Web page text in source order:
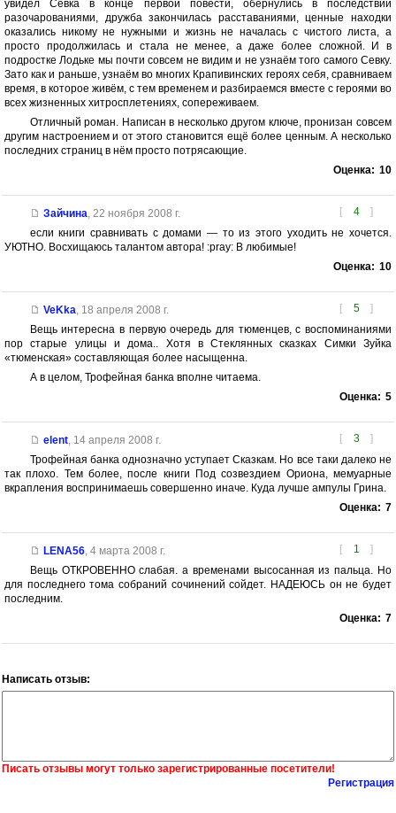
увидел Севка в конце первой повести, обернулись в последствии
разочарованиями, дружба закончилась расставаниями, ценные находки
оказались никому не нужными и жизнь не началась с чистого листа, а
просто продолжилась и стала не менее, а даже более сложной. И в
подростке Лодьке мы почти совсем не видим и не узнаём того самого Севку.
Зато как и раньше, узнаём во многих Крапивинских героях себя, сравниваем
время, в которое живём, с тем временем и разбираемся вместе с героями во
всех жизненных хитросплетениях, сопереживаем.
Отличный роман. Написан в несколько другом ключе, пронизан совсем
другим настроением и от этого становится ещё более ценным. А несколько
последних страниц в нём просто потрясающие.
Оценка: 10
[ 4 ]
Зайчина 22 ноября 2008 г.
если книги сравнивать с домами — то из этого уходить не хочется.
УЮТНО. Восхищаюсь талантом автора! :pray: В любимые!
Оценка: 10
[ 5 ]
VeKka 18 апреля 2008 г.
Вещь интересна в первую очередь для тюменцев, с воспоминаниями
пор старые улицы и дома.. Хотя в Стеклянных сказках Симки Зуйка
«тюменская» составляющая более насыщенна.
А в целом, Трофейная банка вполне читаема.
Оценка: 5
[ 3 ]
elent, 14 апреля 2008 г.
Трофейная банка однозначно уступает Сказкам. Но все таки далеко не
так плохо. Тем более, после книги Под созвездием Ориона, мемуарные
вкрапления воспринимаешь совершенно иначе. Куда лучше ампулы Грина.
Оценка: 7
[ 1 ]
LENA56, 4 марта 2008 г.
Вещь ОТКРОВЕННО слабая. а временами высосанная из пальца. Но
для последнего тома собраний сочинений сойдет. НАДЕЮСЬ он не будет
последним.
Оценка: 7
Написать отзыв:
Писать отзывы могут только зарегистрированные посетители!
Регистрация